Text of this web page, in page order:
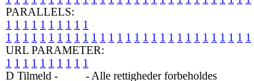
PARALLELS:
1 1 1 1 1 1 1 1 1 1
1 1 1 1 1 1 1 1 1 1 1 1 1 1 1 1 1 1 1 1 1 1 1 1 1 1 1 1 1
URL PARAMETER:
1 1 1 1 1 1 1 1 1 1
D Tilmeld -
- Alle rettigheder forbeholdes